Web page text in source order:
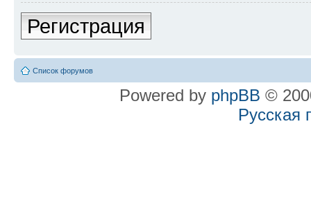
Регистрация
Список форумов
Powered by phpBB ©
Русская